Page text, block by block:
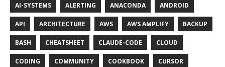
AI-SYSTEMS ALERTING ANACONDA ANDROID
API ARCHITECTURE AWS AWS AMPLIFY BACKUP
BASH CHEATSHEET CLAUDE-CODE CLOUD
CODING COMMUNITY COOKBOOK CURSOR